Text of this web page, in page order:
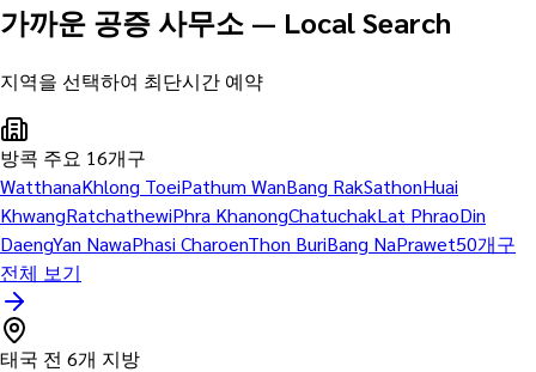
가까운 공증 사무소 — Local Search
지역을 선택하여 최단시간 예약
방콕 주요 16개구
WatthanaKhlong ToeiPathum WanBang RakSathonHuai
KhwangRatchathewiPhra KhanongChatuchakLat PhraoDin
DaengYan NawaPhasi CharoenThon BuriBang NaPrawet50개구
전체 보기
태국 전 6개 지방